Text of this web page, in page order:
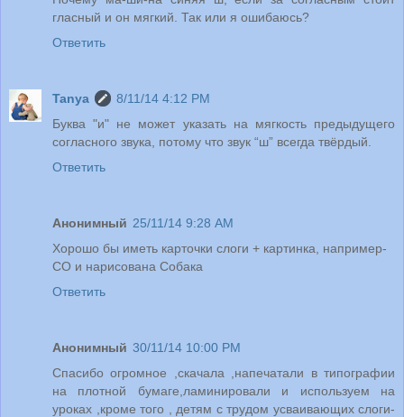
гласный и он мягкий. Так или я ошибаюсь?
Ответить
Tanya
8/11/14 4:12 PM
Буква "и" не может указать на мягкость предыдущего
согласного звука, потому что звук “ш” всегда твёрдый.
Ответить
Анонимный 25/11/14 9:28 AM
Хорошо бы иметь карточки слоги + картинка, например-
СО и нарисована Собака
Ответить
Анонимный 30/11/14 10:00 PM
Спасибо огромное ,скачала ,напечатали в типографии
на плотной бумаге,ламинировали и используем на
уроках ,кроме того , детям с трудом усваивающих слоги-